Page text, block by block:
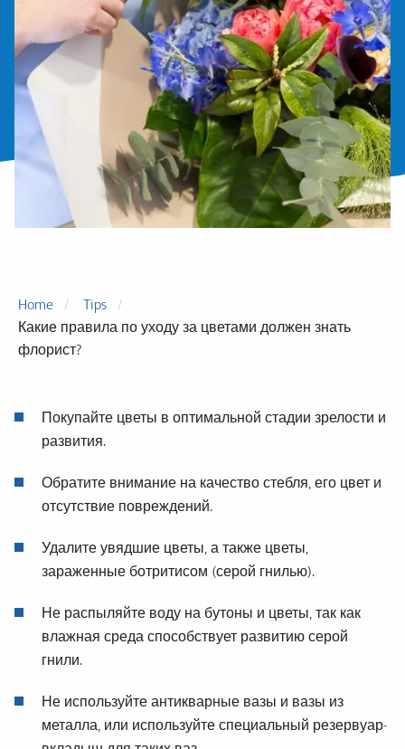
Home
Tips
Какие правила по уходу за цветами должен знать
флорист?
Покупайте цветы в оптимальной стадии зрелости и
развития.
Обратите внимание на качество стебля, его цвет и
отсутствие повреждений.
Удалите увядшие цветы, а также цветы,
зараженные ботритисом (серой гнилью).
Не распыляйте воду на бутоны и цветы, так как
влажная среда способствует развитию серой
гнили.
Не используйте антикварные вазы и вазы из
металла, или используйте специальный резервуар-